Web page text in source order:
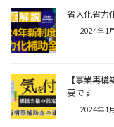
省人化省力
2024年1
【事業再
要です
2024年1